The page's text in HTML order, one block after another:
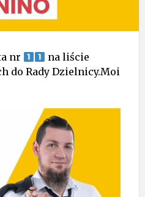
nr
na liście
do Rady Dzielnicy.Moi